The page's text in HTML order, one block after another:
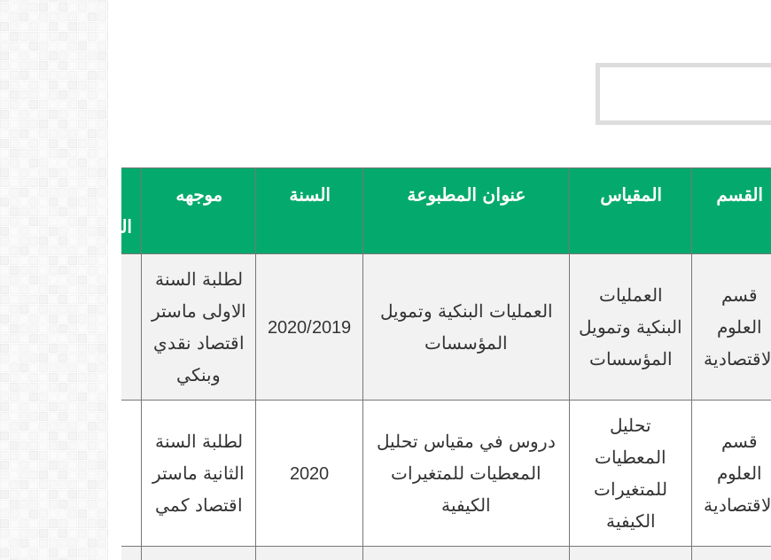
القسم المقياس عنوان المطبوعة السنة موجهه
المطبوعة
قسم
العلوم
الاقتصادية
العمليات
البنكية وتمويل
المؤسسات
العمليات البنكية وتمويل
المؤسسات
2020/2019
لطلبة السنة
الاولى ماستر
اقتصاد نقدي
وبنكي
قسم
العلوم
الاقتصادية
تحليل
المعطيات
للمتغيرات
الكيفية
دروس في مقياس تحليل
المعطيات للمتغيرات
الكيفية
2020
لطلبة السنة
الثانية ماستر
اقتصاد كمي